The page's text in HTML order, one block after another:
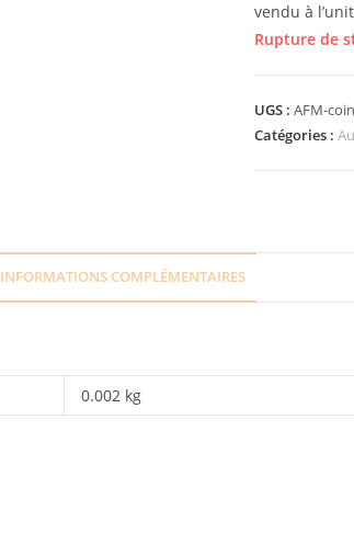
vendu à
Rupture de
UGS : AFM-
Catégories :
INFORMATIONS COMPLÉMENTAIRES
0.002 kg